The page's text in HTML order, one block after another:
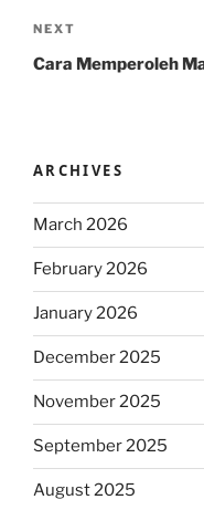
Next
Post
NEXT
Cara Memperoleh
ARCHIVES
March 2026
February 2026
January 2026
December 2025
November 2025
September 2025
August 2025